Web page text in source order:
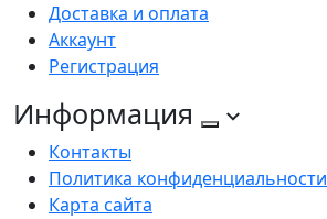
Доставка и оплата
Аккаунт
Регистрация
Информация
Контакты
Политика конфиденциальности
Карта сайта